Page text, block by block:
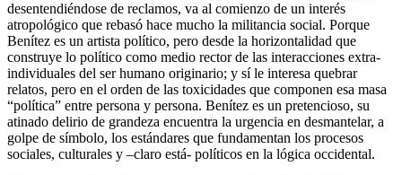
desentendiéndose de reclamos, va al comienzo de un interés
atropológico que rebasó hace mucho la militancia social. Porque
Benítez es un artista político, pero desde la horizontalidad que
construye lo político como medio rector de las interacciones extra-
individuales del ser humano originario; y sí le interesa quebrar
relatos, pero en el orden de las toxicidades que componen esa masa
“política” entre persona y persona. Benítez es un pretencioso, su
atinado delirio de grandeza encuentra la urgencia en desmantelar, a
golpe de símbolo, los estándares que fundamentan los procesos
sociales, culturales y –claro está- políticos en la lógica occidental.